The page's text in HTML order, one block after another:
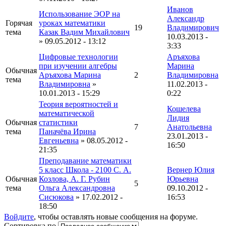
Горячая
тема
Использование ЭОР на
уроках математики
Казак Вадим Михайлович
» 09.05.2012 - 13:12
19
Иванов
Александр
Владимирович
10.03.2013 -
3:33
Обычная
тема
Цифровые технологии
при изучении алгебры
Аръяхова Марина
Владимировна »
10.01.2013 - 15:29
2
Аръяхова
Марина
Владимировна
11.02.2013 -
0:22
Обычная
тема
Теория вероятностей и
математической
статистики
Паначёва Ирина
Евгеньевна » 08.05.2012 -
21:35
7
Кошелева
Лидия
Анатольевна
23.01.2013 -
16:50
Обычная
тема
Преподавание математики
5 класс Школа - 2100 С. А.
Козлова, А. Г. Рубин
Ольга Александровна
Сисюкова » 17.02.2012 -
18:50
5
Вернер Юлия
Юрьевна
09.10.2012 -
16:53
Войдите, чтобы оставлять новые сообщения на форуме.